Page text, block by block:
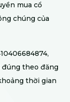
mua cổ
chúng của
đúng theo đăng
thời gian